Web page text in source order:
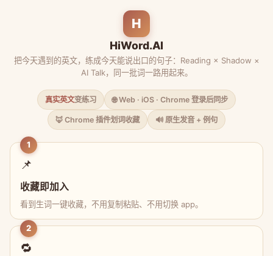
H
HiWord.AI
把今天遇到的英文，练成今天能说出口的句子：Reading × Shadow ×
AI Talk，同一批词一路用起来。
真实英文变练习 🌐 Web · iOS · Chrome 登录后同步
🦊 Chrome 插件划词收藏 🔊 原生发音 + 例句
1
📌
收藏即加入
看到生词一键收藏，不用复制粘贴、不用切换 app。
2
🔁